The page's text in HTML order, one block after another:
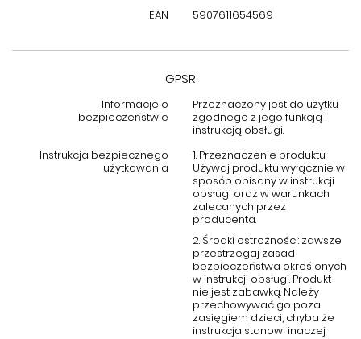
Biurko Soho SH15 jest dostarczane w dwóch osobnych
nawet osoby mniej doświadczone w montażu mebli poradzą
EAN 5907611654569
GPSR
Informacje o
bezpieczeństwie
Przeznaczony jest do użytku
zgodnego z jego funkcją i
instrukcją obsługi.
Instrukcja bezpiecznego
użytkowania
1. Przeznaczenie produktu:
Używaj produktu wyłącznie w
sposób opisany w instrukcji
obsługi oraz w warunkach
zalecanych przez
producenta.
2. Środki ostrożności: zawsze
przestrzegaj zasad
bezpieczeństwa określonych
w instrukcji obsługi. Produkt
nie jest zabawką. Należy
przechowywać go poza
zasięgiem dzieci, chyba że
instrukcja stanowi inaczej.